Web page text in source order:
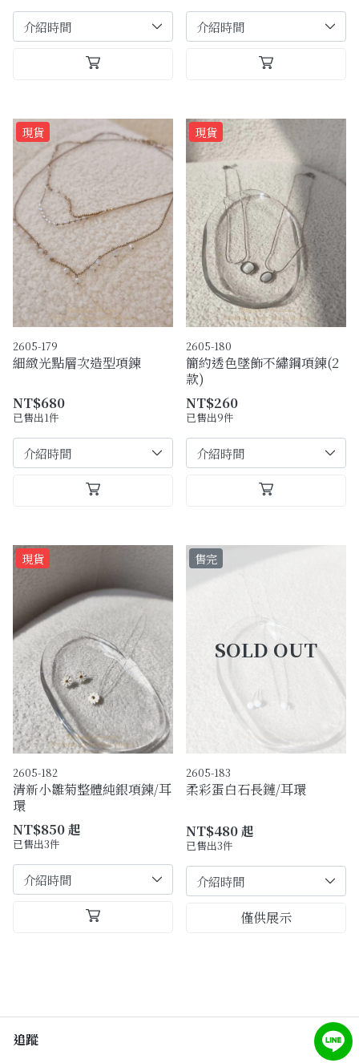
現貨
2605-179
細緻光點層次造型項鍊
NT$680
已售出1件
現貨
2605-180
簡約透色墜飾不繡鋼項鍊(2
款)
NT$260
已售出9件
現貨
2605-182
清新小雛菊整體純銀項鍊/耳
環
NT$850 起
已售出3件
售完
2605-183
柔彩蛋白石長鏈/耳環
NT$480 起
已售出3件
僅供展示
追蹤